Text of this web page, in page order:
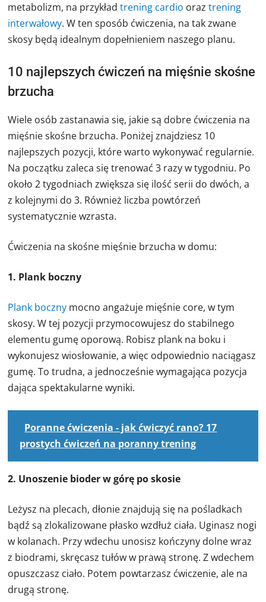
metabolizm, na przykładtrening cardio oraztrening
interwałowy. W ten sposób ćwiczenia, na tak zwane
skosy będą idealnym dopełnieniem naszego planu.
10 najlepszych ćwiczeń na mięśnie skośne
brzucha
Wiele osób zastanawia się, jakie są dobre ćwiczenia na
mięśnie skośne brzucha. Poniżej znajdziesz 10
najlepszych pozycji, które warto wykonywać regularnie.
Na początku zaleca się trenować 3 razy w tygodniu. Po
około 2 tygodniach zwiększa się ilość serii do dwóch, a
z kolejnymi do 3. Również liczba powtórzeń
systematycznie wzrasta.
Ćwiczenia na skośne mięśnie brzucha w domu:
1. Plank boczny
Plank boczny mocno angażuje mięśnie core, w tym
skosy. W tej pozycji przymocowujesz do stabilnego
elementu gumę oporową. Robisz plank na boku i
wykonujesz wiosłowanie, a więc odpowiednio naciągasz
gumę. To trudna, a jednocześnie wymagająca pozycja
dająca spektakularne wyniki.
Poranne ćwiczenia - jak ćwiczyć rano? 17
prostych ćwiczeń na poranny trening
2. Unoszenie bioder w górę po skosie
Leżysz na plecach, dłonie znajdują się na pośladkach
bądź są zlokalizowane płasko wzdłuż ciała. Uginasz nogi
w kolanach. Przy wdechu unosisz kończyny dolne wraz
z biodrami, skręcasz tułów w prawą stronę. Z wdechem
opuszczasz ciało. Potem powtarzasz ćwiczenie, ale na
drugą stronę.